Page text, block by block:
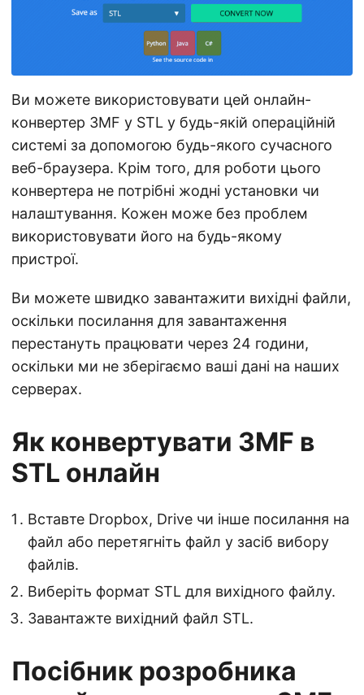
Ви можете використовувати цей онлайн-
конвертер 3MF у STL у будь-якій операційній
системі за допомогою будь-якого сучасного
веб-браузера. Крім того, для роботи цього
конвертера не потрібні жодні установки чи
налаштування. Кожен може без проблем
використовувати його на будь-якому
пристрої.
Ви можете швидко завантажити вихідні файли,
оскільки посилання для завантаження
перестануть працювати через 24 години,
оскільки ми не зберігаємо ваші дані на наших
серверах.
Як конвертувати 3MF в
STL онлайн
Вставте Dropbox, Drive чи інше посилання на
файл або перетягніть файл у засіб вибору
файлів.
Виберіть формат STL для вихідного файлу.
Завантажте вихідний файл STL.
Посібник розробника